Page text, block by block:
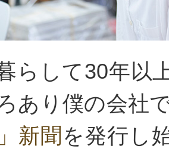
らして30年以
あり僕の会社
新聞 を発行し